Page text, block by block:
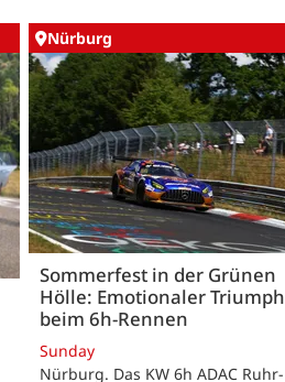
Nürburg
Sommerfest in der Grünen
Hölle: Emotionaler Triumph
beim 6h-Rennen
Sunday
Nürburg. Das KW 6h ADAC Ruhr-